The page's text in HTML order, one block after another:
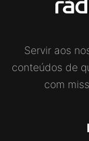
Servir aos
conteúdos de
com